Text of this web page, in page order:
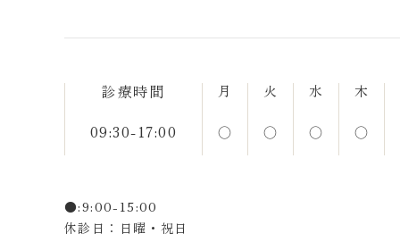
診療時間 月 火 水 木
09:30-17:00 ○ ○ ○ ○
●:9:00-15:00
休診日：日曜・祝日